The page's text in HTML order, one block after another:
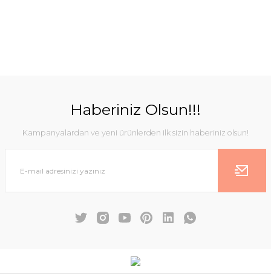
Haberiniz Olsun!!!
Kampanyalardan ve yeni ürünlerden ilk sizin haberiniz olsun!